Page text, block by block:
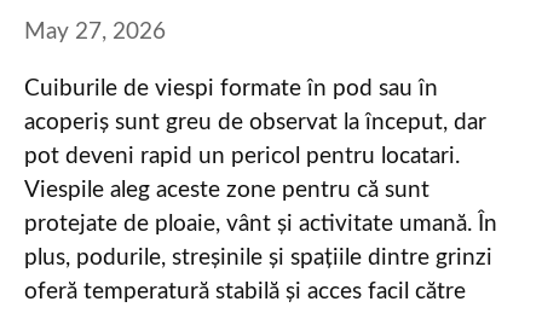
May 27, 2026
Cuiburile de viespi formate în pod sau în
acoperiș sunt greu de observat la început, dar
pot deveni rapid un pericol pentru locatari.
Viespile aleg aceste zone pentru că sunt
protejate de ploaie, vânt și activitate umană. În
plus, podurile, streșinile și spațiile dintre grinzi
oferă temperatură stabilă și acces facil către